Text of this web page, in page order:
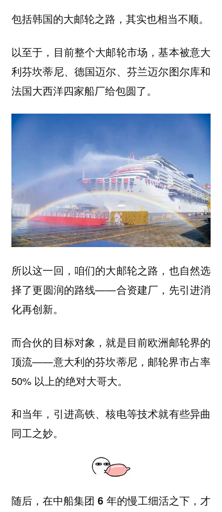
包括韩国的大邮轮之路，其实也相当不顺。
以至于，目前整个大邮轮市场，基本被意大
利芬坎蒂尼、德国迈尔、芬兰迈尔图尔库和
法国大西洋四家船厂给包圆了。
所以这一回，咱们的大邮轮之路，也自然选
择了更圆润的路线——合资建厂， 先引进消
化再创新。
而合伙的目标对象，就是目前欧洲邮轮界的
顶流——意大利的芬坎蒂尼，邮轮界市占率
50% 以上的绝对大哥大。
和当年，引进高铁、核电等技术就有些异曲
同工之妙。
随后，在中船集团 6 年的慢工细活之下，才